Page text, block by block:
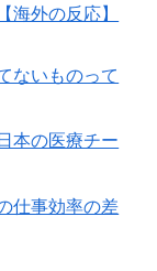
若い頃がこれか
の医療チーム、
ランス残留の可
現地サポの本
海外の反応】
ないものって
本の医療チー
仕事効率の差